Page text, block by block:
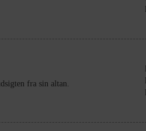
fra sin altan.